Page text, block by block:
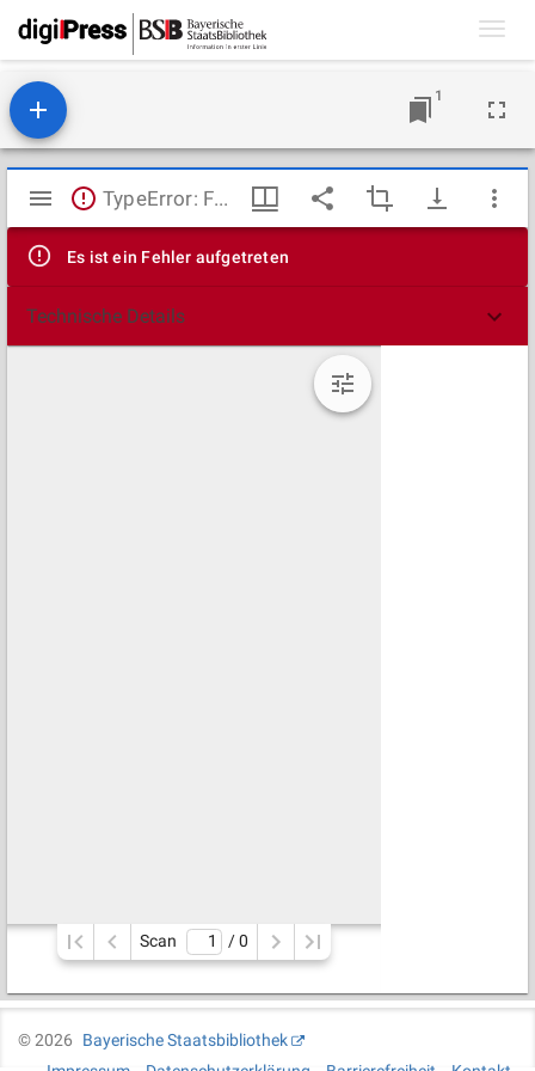
1
Mirador
Viewer
TypeError: Failed to fetch
Es ist ein Fehler aufgetreten
Technische Details
Scan / 0
©2026
Bayerische Staatsbibliothek